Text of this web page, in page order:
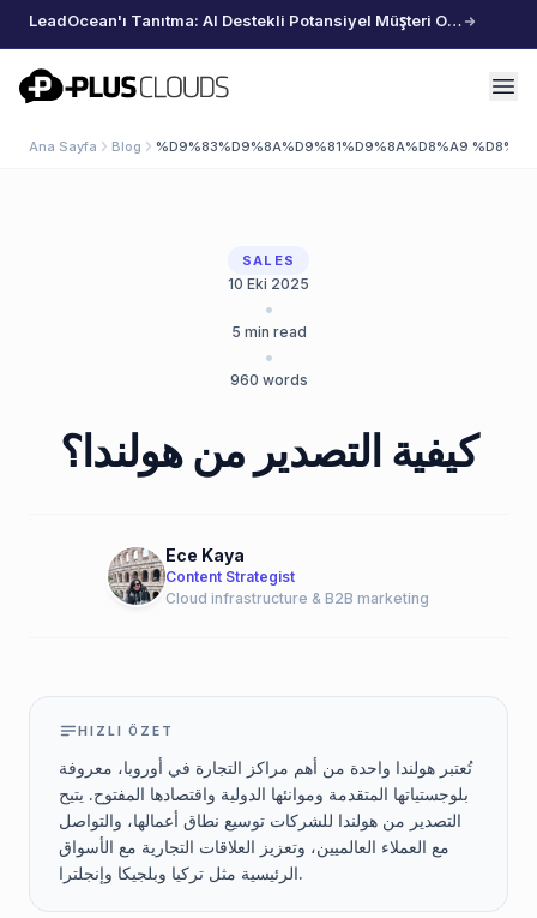
LeadOcean'ı Tanıtma: AI Destekli Potansiyel Müşteri Oluşturma, Özenle Seçilmiş Veriler, Zahmetsiz Büyüme
PlusClouds
Ana Sayfa Blog %D9%83%D9%8A%D9%81%D9%8A%D8%A9
SALES
10 Eki 2025
•
5 min read
•
960 words
كيفية التصدير من هولندا؟
Ece Kaya
Content Strategist
Cloud infrastructure & B2B marketing
HIZLI ÖZET
تُعتبر هولندا واحدة من أهم مراكز التجارة في أوروبا، معروفة
بلوجستياتها المتقدمة وموانئها الدولية واقتصادها المفتوح. يتيح
التصدير من هولندا للشركات توسيع نطاق أعمالها، والتواصل
مع العملاء العالميين، وتعزيز العلاقات التجارية مع الأسواق
الرئيسية مثل تركيا وبلجيكا وإنجلترا.